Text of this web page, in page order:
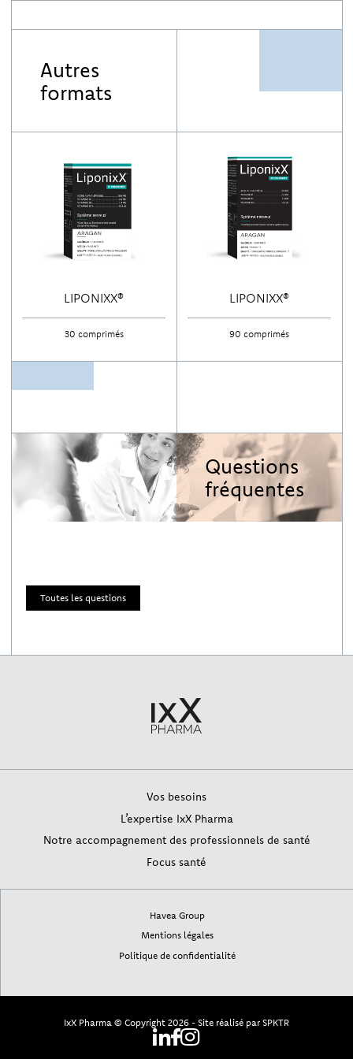
Autres
formats
LIPONIXX®
30 comprimés
LIPONIXX®
90 comprimés
Questions
fréquentes
Toutes les questions
Vos besoins
L’expertise IxX Pharma
Notre accompagnement des professionnels de santé
Focus santé
Havea Group
Mentions légales
Politique de confidentialité
IxX Pharma © Copyright 2026 - Site réalisé par SPKTR